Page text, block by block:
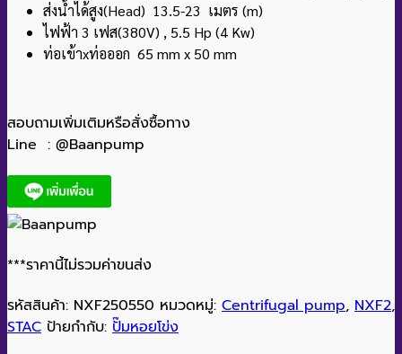
ส่งน้ำได้สูง(Head) 13.5-23 เมตร (m)
ไฟฟ้า 3 เฟส(380V) , 5.5 Hp (4 Kw)
ท่อเข้าxท่อออก 65 mm x 50 mm
สอบถามเพิ่มเติมหรือสั่งซื้อทาง
Line : @Baanpump
***ราคานี้ไม่รวมค่าขนส่ง
รหัสสินค้า: NXF250550 หมวดหมู่: Centrifugal pump, NXF2,
STAC ป้ายกำกับ: ปั๊มหอยโข่ง